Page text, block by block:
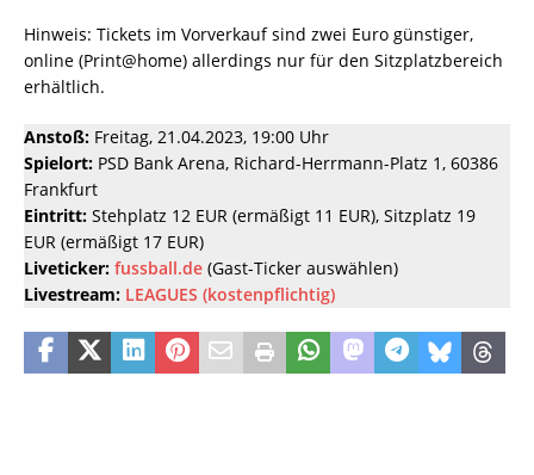
Hinweis: Tickets im Vorverkauf sind zwei Euro günstiger,
online (Print@home) allerdings nur für den Sitzplatzbereich
erhältlich.
Anstoß: Freitag, 21.04.2023, 19:00 Uhr
Spielort: PSD Bank Arena, Richard-Herrmann-Platz 1, 60386
Frankfurt
Eintritt: Stehplatz 12 EUR (ermäßigt 11 EUR), Sitzplatz 19
EUR (ermäßigt 17 EUR)
Liveticker: fussball.de (Gast-Ticker auswählen)
Livestream: LEAGUES (kostenpflichtig)